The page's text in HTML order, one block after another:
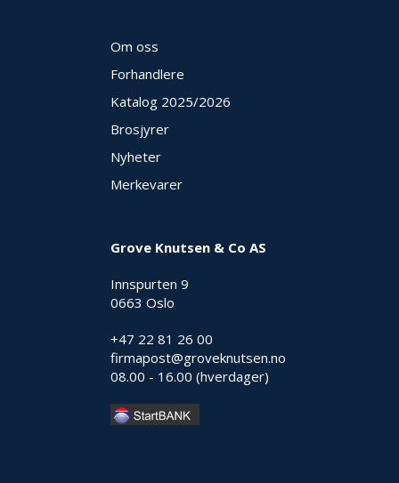
Om oss
Forhandlere
Katalog 2025/2026
Brosjyrer
Nyheter
Merkevarer
Grove Knutsen & Co AS
Innspurten 9
0663 Oslo
+47 22 81 26 00
firmapost@groveknutsen.no
08.00 - 16.00 (hverdager)